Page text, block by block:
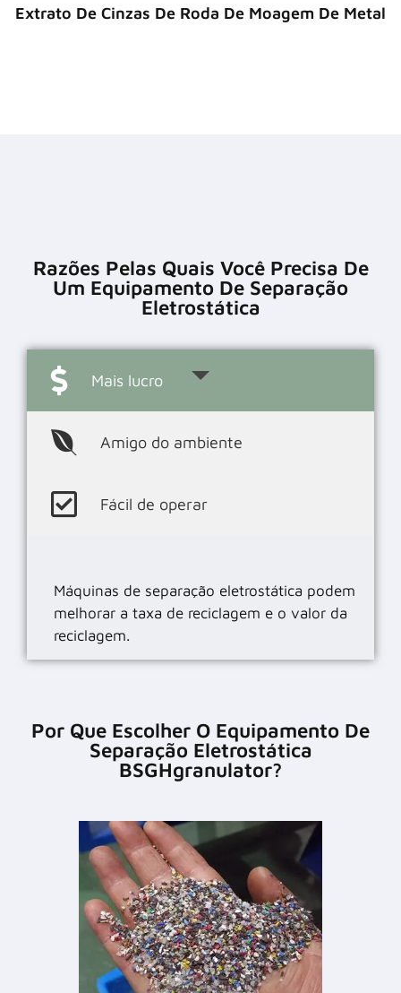
Extrato De Cinzas De Roda De Moagem De Metal
Razões Pelas Quais Você Precisa De
Um Equipamento De Separação
Eletrostática
Mais lucro
Amigo do ambiente
Fácil de operar
Máquinas de separação eletrostática podem
melhorar a taxa de reciclagem e o valor da
reciclagem.
Por Que Escolher O Equipamento De
Separação Eletrostática
BSGHgranulator?